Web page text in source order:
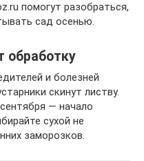
помогут разобраться,
сад осенью.
обработку
и болезней
скинут листву.
— начало
сухой не
заморозков.